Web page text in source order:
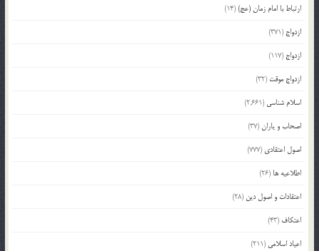
ارتباط با امام زمان (عج)(14)
ازدواج (371)
ازدواج (117)
ازدواج موقت (32)
اسلام شناسی (2,661)
اصحاب و یاران(37)
اصول اعتقادی (777)
اطلاعیه ها (26)
اعتقادات و اصول دین (28)
اعتکاف (43)
اعیاد اسلامی (211)